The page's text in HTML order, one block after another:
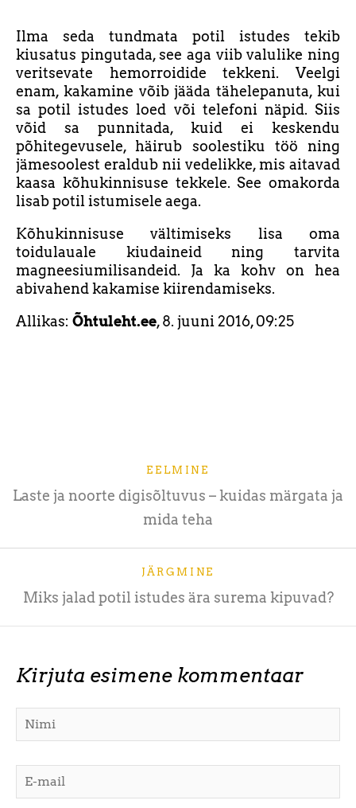
Ilma seda tundmata potil istudes tekib
kiusatus pingutada, see aga viib valulike ning
veritsevate hemorroidide tekkeni. Veelgi
enam, kakamine võib jääda tähelepanuta, kui
sa potil istudes loed või telefoni näpid. Siis
võid sa punnitada, kuid ei keskendu
põhitegevusele, häirub soolestiku töö ning
jämesoolest eraldub nii vedelikke, mis aitavad
kaasa kõhukinnisuse tekkele. See omakorda
lisab potil istumisele aega.
Kõhukinnisuse vältimiseks lisa oma
toidulauale kiudaineid ning tarvita
magneesiumilisandeid. Ja ka kohv on hea
abivahend kakamise kiirendamiseks.
Allikas: Õhtuleht.ee, 8. juuni 2016, 09:25
EELMINE
Laste ja noorte digisõltuvus – kuidas märgata ja
mida teha
JÄRGMINE
Miks jalad potil istudes ära surema kipuvad?
Kirjuta esimene kommentaar